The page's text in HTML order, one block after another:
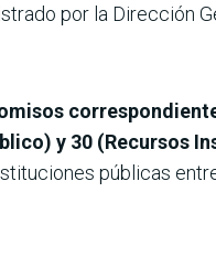
por la Dirección
y 30 (Recursos
públicas